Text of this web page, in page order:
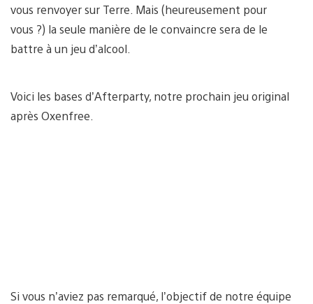
vous renvoyer sur Terre. Mais (heureusement pour
vous ?) la seule manière de le convaincre sera de le
battre à un jeu d’alcool.
Voici les bases d’Afterparty, notre prochain jeu original
après Oxenfree.
Si vous n’aviez pas remarqué, l’objectif de notre équipe